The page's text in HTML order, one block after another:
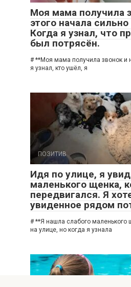
Моя мама получила
этого начала
Когда я узнал, что
был потрясён.
# **Моя мама получила звонок и
я узнал, кто ушёл, я
ПОЗИТИВ
Идя по улице, я
маленького щенка,
передвигался. Я
увиденное рядом
# **Я нашла слабого маленького
на улице, но когда я узнала